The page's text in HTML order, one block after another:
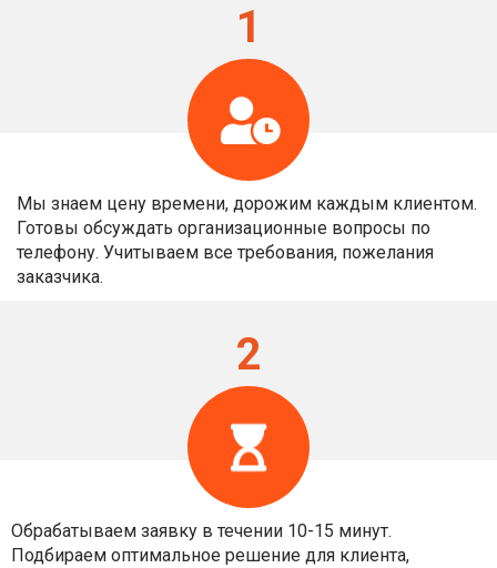
Мы знаем цену времени, дорожим каждым клиентом.
Готовы обсуждать организационные вопросы по
телефону. Учитываем все требования, пожелания
заказчика.
1
Обрабатываем заявку в течении 10-15 минут.
Подбираем оптимальное решение для клиента,
2